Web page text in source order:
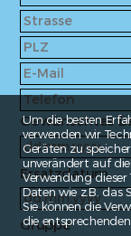
Gewünschtes
Ersatzdatum
Gruppe
Um die besten
verwenden wir
Geräten zu
unverändert auf
Verwendung dieser
Daten wie z.B. das
Sie können die
die